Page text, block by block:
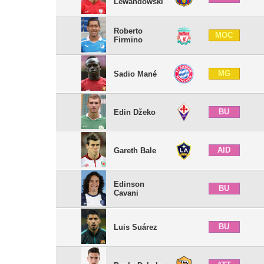
Roberto
Firmino
MOC
Sadio Mané MG
Edin Džeko BU
Gareth Bale AID
Edinson
Cavani
BU
Luis Suárez BU